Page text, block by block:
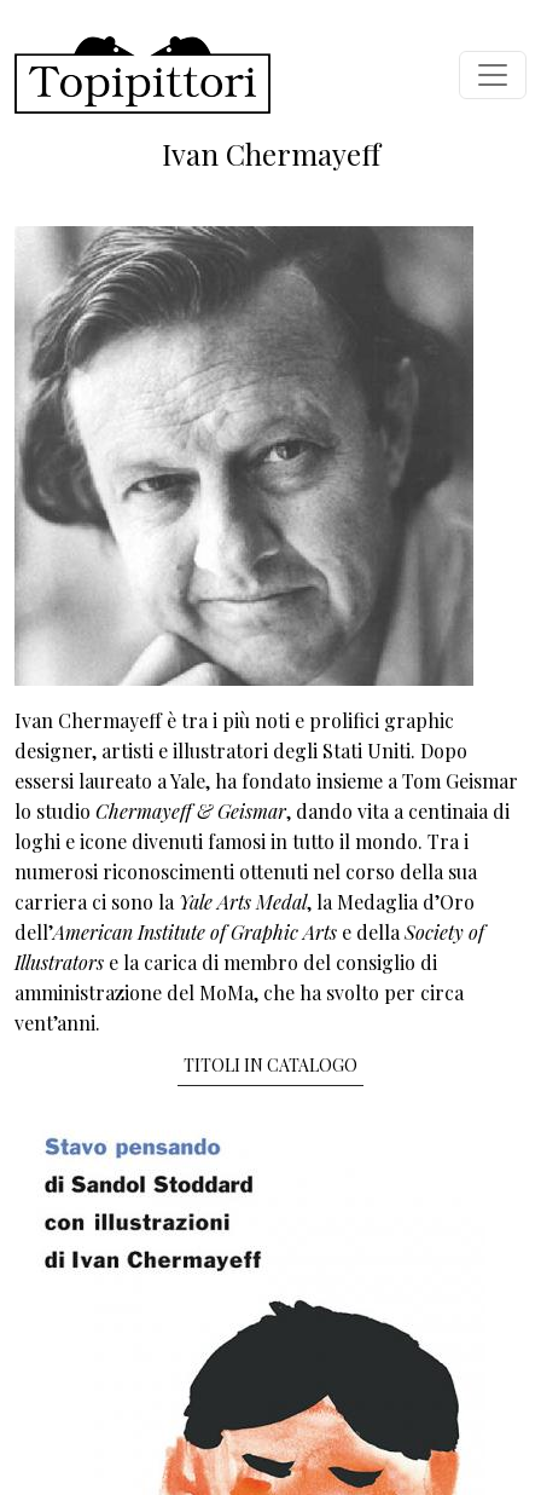
Ivan Chermayeff
Ivan Chermayeff è tra i più noti e prolifici graphic
designer, artisti e illustratori degli Stati Uniti. Dopo
essersi laureato a Yale, ha fondato insieme a Tom Geismar
lo studio Chermayeff & Geismar, dando vita a centinaia di
loghi e icone divenuti famosi in tutto il mondo. Tra i
numerosi riconoscimenti ottenuti nel corso della sua
carriera ci sono la Yale Arts Medal, la Medaglia d’Oro
dell’American Institute of Graphic Arts e della Society of
Illustrators e la carica di membro del consiglio di
amministrazione del MoMa, che ha svolto per circa
vent’anni.
TITOLI IN CATALOGO